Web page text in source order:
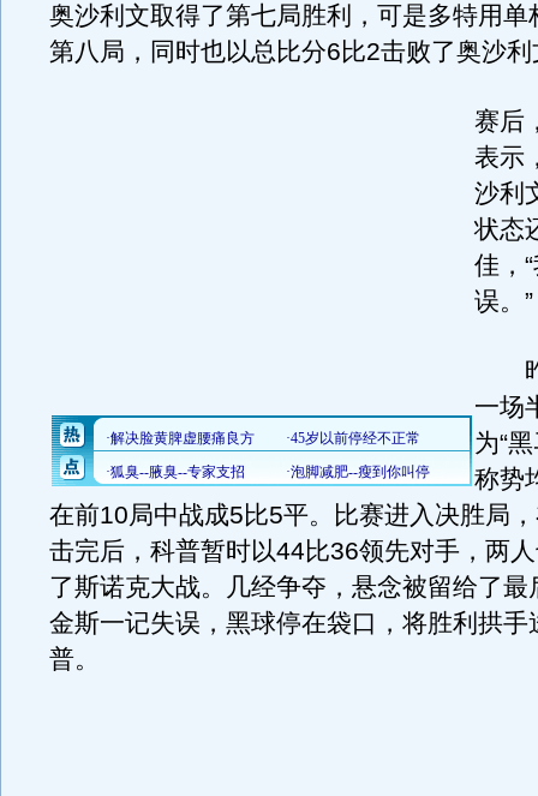
奥沙利文取得了第七局胜利，可是多特用单
第八局，同时也以总比分6比2击败了奥沙利
赛后
表示
沙利
状态
佳，
误。”
昨
一场
为“
称势
在前10局中战成5比5平。比赛进入决胜局
击完后，科普暂时以44比36领先对手，两
了斯诺克大战。几经争夺，悬念被留给了最
金斯一记失误，黑球停在袋口，将胜利拱手
普。